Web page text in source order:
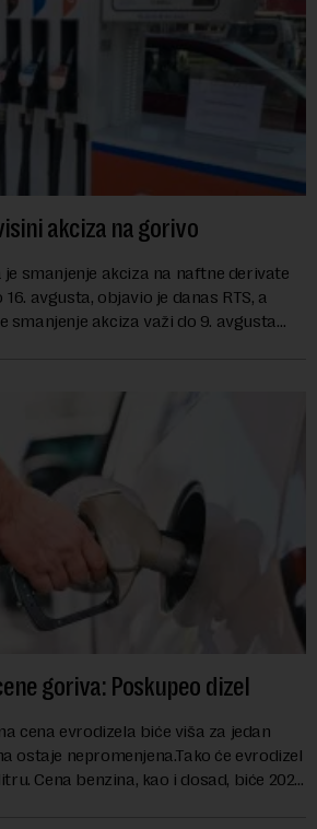
akciza na gorivo
smanjenje akciza na naftne derivate
avgusta, objavio je danas RTS, a
smanjenje akciza važi do 9. avgusta
goriva: Poskupeo dizel
cena evrodizela biće viša za jedan
ostaje nepromenjena.Tako će evrodizel
Cena benzina, kao i dosad, biće 202